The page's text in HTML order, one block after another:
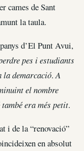
cames de Sant
la taula.
d’El Punt Avui,
pes i estudiants
demarcació.A
el nombre
era més petit.
i de la “renovació”
en absolut